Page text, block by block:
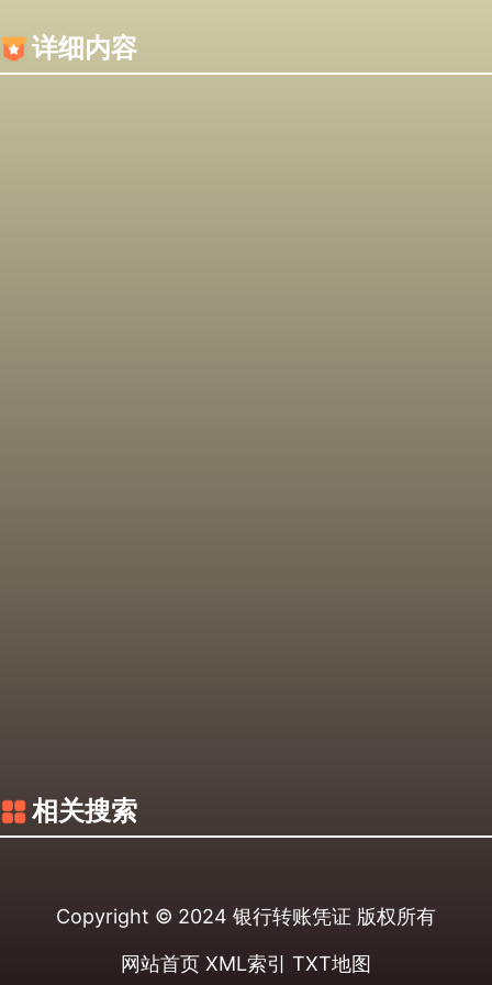
详细内容
相关搜索
Copyright © 2024 银行转账凭证 版权所有
网站首页 XML索引 TXT地图